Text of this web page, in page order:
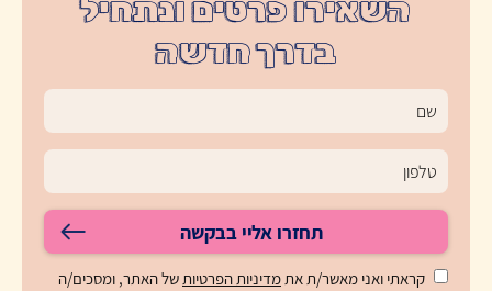
השאירו פרטים ונתחיל
בדרך חדשה
תחזרו אליי בבקשה
קראתי ואני מאשר/ת אתמדיניות הפרטיותשל האתר, ומסכים/ה